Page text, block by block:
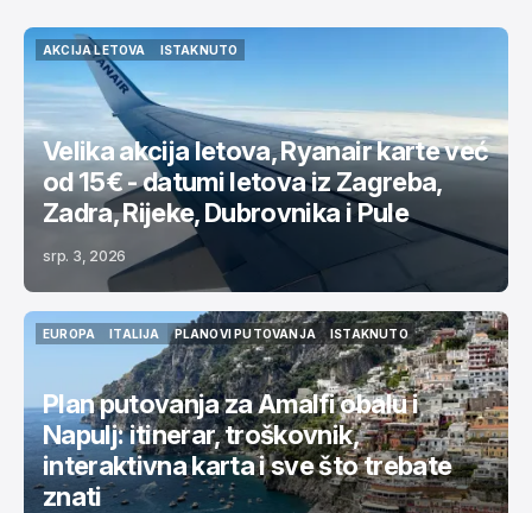
AKCIJA LETOVA
AKCIJA LETOVA
ISTAKNUTO
Velika akcija letova, Ryanair karte već
od 15€ - datumi letova iz Zagreba,
Zadra, Rijeke, Dubrovnika i Pule
srp. 3, 2026
EUROPA
ITALIJA
ITALIJA
PLANOVI PUTOVANJA
PLANOVI PUTOVANJA
ISTAKNUTO
ISTAKNUTO
Plan putovanja za Amalfi obalu i
Napulj: itinerar, troškovnik,
interaktivna karta i sve što trebate
znati